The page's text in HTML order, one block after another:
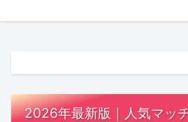
2026年最新版｜人気マッ